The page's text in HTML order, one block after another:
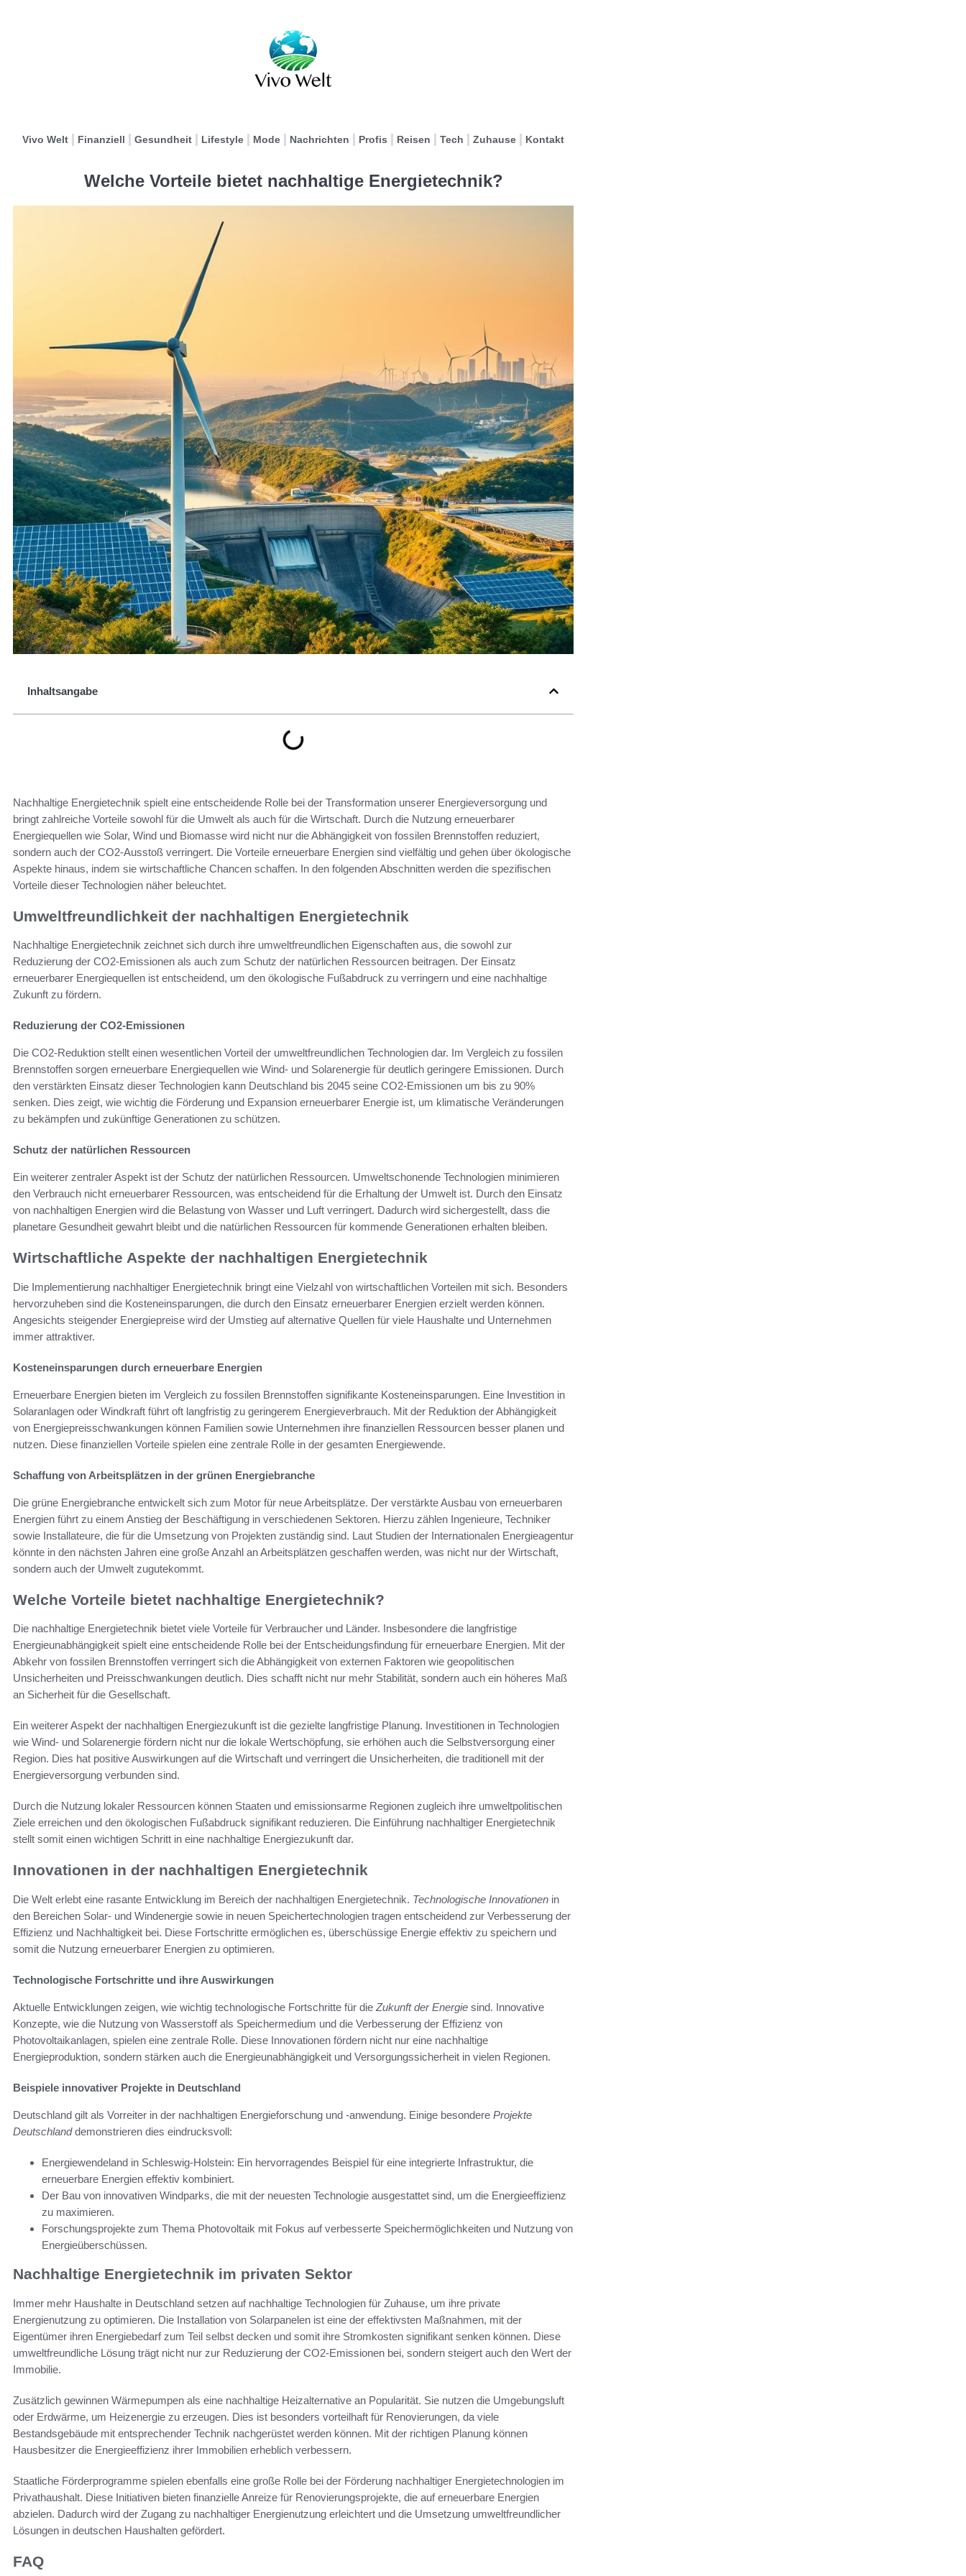
Vivo Welt Finanziell Gesundheit Lifestyle Mode Nachrichten Profis Reisen Tech Zuhause Kontakt
Welche Vorteile bietet nachhaltige Energietechnik?
Inhaltsangabe
Nachhaltige Energietechnik spielt eine entscheidende Rolle bei der Transformation unserer Energieversorgung und
bringt zahlreiche Vorteile sowohl für die Umwelt als auch für die Wirtschaft. Durch die Nutzung erneuerbarer
Energiequellen wie Solar, Wind und Biomasse wird nicht nur die Abhängigkeit von fossilen Brennstoffen reduziert,
sondern auch der CO2-Ausstoß verringert. Die Vorteile erneuerbare Energien sind vielfältig und gehen über ökologische
Aspekte hinaus, indem sie wirtschaftliche Chancen schaffen. In den folgenden Abschnitten werden die spezifischen
Vorteile dieser Technologien näher beleuchtet.
Umweltfreundlichkeit der nachhaltigen Energietechnik
Nachhaltige Energietechnik zeichnet sich durch ihre umweltfreundlichen Eigenschaften aus, die sowohl zur
Reduzierung der CO2-Emissionen als auch zum Schutz der natürlichen Ressourcen beitragen. Der Einsatz
erneuerbarer Energiequellen ist entscheidend, um den ökologische Fußabdruck zu verringern und eine nachhaltige
Zukunft zu fördern.
Reduzierung der CO2-Emissionen
Die CO2-Reduktion stellt einen wesentlichen Vorteil der umweltfreundlichen Technologien dar. Im Vergleich zu fossilen
Brennstoffen sorgen erneuerbare Energiequellen wie Wind- und Solarenergie für deutlich geringere Emissionen. Durch
den verstärkten Einsatz dieser Technologien kann Deutschland bis 2045 seine CO2-Emissionen um bis zu 90%
senken. Dies zeigt, wie wichtig die Förderung und Expansion erneuerbarer Energie ist, um klimatische Veränderungen
zu bekämpfen und zukünftige Generationen zu schützen.
Schutz der natürlichen Ressourcen
Ein weiterer zentraler Aspekt ist der Schutz der natürlichen Ressourcen. Umweltschonende Technologien minimieren
den Verbrauch nicht erneuerbarer Ressourcen, was entscheidend für die Erhaltung der Umwelt ist. Durch den Einsatz
von nachhaltigen Energien wird die Belastung von Wasser und Luft verringert. Dadurch wird sichergestellt, dass die
planetare Gesundheit gewahrt bleibt und die natürlichen Ressourcen für kommende Generationen erhalten bleiben.
Wirtschaftliche Aspekte der nachhaltigen Energietechnik
Die Implementierung nachhaltiger Energietechnik bringt eine Vielzahl von wirtschaftlichen Vorteilen mit sich. Besonders
hervorzuheben sind die Kosteneinsparungen, die durch den Einsatz erneuerbarer Energien erzielt werden können.
Angesichts steigender Energiepreise wird der Umstieg auf alternative Quellen für viele Haushalte und Unternehmen
immer attraktiver.
Kosteneinsparungen durch erneuerbare Energien
Erneuerbare Energien bieten im Vergleich zu fossilen Brennstoffen signifikante Kosteneinsparungen. Eine Investition in
Solaranlagen oder Windkraft führt oft langfristig zu geringerem Energieverbrauch. Mit der Reduktion der Abhängigkeit
von Energiepreisschwankungen können Familien sowie Unternehmen ihre finanziellen Ressourcen besser planen und
nutzen. Diese finanziellen Vorteile spielen eine zentrale Rolle in der gesamten Energiewende.
Schaffung von Arbeitsplätzen in der grünen Energiebranche
Die grüne Energiebranche entwickelt sich zum Motor für neue Arbeitsplätze. Der verstärkte Ausbau von erneuerbaren
Energien führt zu einem Anstieg der Beschäftigung in verschiedenen Sektoren. Hierzu zählen Ingenieure, Techniker
sowie Installateure, die für die Umsetzung von Projekten zuständig sind. Laut Studien der Internationalen Energieagentur
könnte in den nächsten Jahren eine große Anzahl an Arbeitsplätzen geschaffen werden, was nicht nur der Wirtschaft,
sondern auch der Umwelt zugutekommt.
Welche Vorteile bietet nachhaltige Energietechnik?
Die nachhaltige Energietechnik bietet viele Vorteile für Verbraucher und Länder. Insbesondere die langfristige
Energieunabhängigkeit spielt eine entscheidende Rolle bei der Entscheidungsfindung für erneuerbare Energien. Mit der
Abkehr von fossilen Brennstoffen verringert sich die Abhängigkeit von externen Faktoren wie geopolitischen
Unsicherheiten und Preisschwankungen deutlich. Dies schafft nicht nur mehr Stabilität, sondern auch ein höheres Maß
an Sicherheit für die Gesellschaft.
Ein weiterer Aspekt der nachhaltigen Energiezukunft ist die gezielte langfristige Planung. Investitionen in Technologien
wie Wind- und Solarenergie fördern nicht nur die lokale Wertschöpfung, sie erhöhen auch die Selbstversorgung einer
Region. Dies hat positive Auswirkungen auf die Wirtschaft und verringert die Unsicherheiten, die traditionell mit der
Energieversorgung verbunden sind.
Durch die Nutzung lokaler Ressourcen können Staaten und emissionsarme Regionen zugleich ihre umweltpolitischen
Ziele erreichen und den ökologischen Fußabdruck signifikant reduzieren. Die Einführung nachhaltiger Energietechnik
stellt somit einen wichtigen Schritt in eine nachhaltige Energiezukunft dar.
Innovationen in der nachhaltigen Energietechnik
Die Welt erlebt eine rasante Entwicklung im Bereich der nachhaltigen Energietechnik. Technologische Innovationen in
den Bereichen Solar- und Windenergie sowie in neuen Speichertechnologien tragen entscheidend zur Verbesserung der
Effizienz und Nachhaltigkeit bei. Diese Fortschritte ermöglichen es, überschüssige Energie effektiv zu speichern und
somit die Nutzung erneuerbarer Energien zu optimieren.
Technologische Fortschritte und ihre Auswirkungen
Aktuelle Entwicklungen zeigen, wie wichtig technologische Fortschritte für die Zukunft der Energie sind. Innovative
Konzepte, wie die Nutzung von Wasserstoff als Speichermedium und die Verbesserung der Effizienz von
Photovoltaikanlagen, spielen eine zentrale Rolle. Diese Innovationen fördern nicht nur eine nachhaltige
Energieproduktion, sondern stärken auch die Energieunabhängigkeit und Versorgungssicherheit in vielen Regionen.
Beispiele innovativer Projekte in Deutschland
Deutschland gilt als Vorreiter in der nachhaltigen Energieforschung und -anwendung. Einige besondere Projekte
Deutschlanddemonstrieren dies eindrucksvoll:
Energiewendeland in Schleswig-Holstein: Ein hervorragendes Beispiel für eine integrierte Infrastruktur, die
erneuerbare Energien effektiv kombiniert.
Der Bau von innovativen Windparks, die mit der neuesten Technologie ausgestattet sind, um die Energieeffizienz
zu maximieren.
Forschungsprojekte zum Thema Photovoltaik mit Fokus auf verbesserte Speichermöglichkeiten und Nutzung von
Energieüberschüssen.
Nachhaltige Energietechnik im privaten Sektor
Immer mehr Haushalte in Deutschland setzen auf nachhaltige Technologien für Zuhause, um ihre private
Energienutzung zu optimieren. Die Installation von Solarpanelen ist eine der effektivsten Maßnahmen, mit der
Eigentümer ihren Energiebedarf zum Teil selbst decken und somit ihre Stromkosten signifikant senken können. Diese
umweltfreundliche Lösung trägt nicht nur zur Reduzierung der CO2-Emissionen bei, sondern steigert auch den Wert der
Immobilie.
Zusätzlich gewinnen Wärmepumpen als eine nachhaltige Heizalternative an Popularität. Sie nutzen die Umgebungsluft
oder Erdwärme, um Heizenergie zu erzeugen. Dies ist besonders vorteilhaft für Renovierungen, da viele
Bestandsgebäude mit entsprechender Technik nachgerüstet werden können. Mit der richtigen Planung können
Hausbesitzer die Energieeffizienz ihrer Immobilien erheblich verbessern.
Staatliche Förderprogramme spielen ebenfalls eine große Rolle bei der Förderung nachhaltiger Energietechnologien im
Privathaushalt. Diese Initiativen bieten finanzielle Anreize für Renovierungsprojekte, die auf erneuerbare Energien
abzielen. Dadurch wird der Zugang zu nachhaltiger Energienutzung erleichtert und die Umsetzung umweltfreundlicher
Lösungen in deutschen Haushalten gefördert.
FAQ